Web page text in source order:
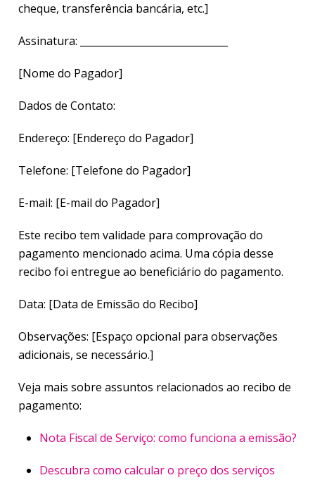
cheque, transferência bancária, etc.]
Assinatura: ______________________________
[Nome do Pagador]
Dados de Contato:
Endereço: [Endereço do Pagador]
Telefone: [Telefone do Pagador]
E-mail: [E-mail do Pagador]
Este recibo tem validade para comprovação do
pagamento mencionado acima. Uma cópia desse
recibo foi entregue ao beneficiário do pagamento.
Data: [Data de Emissão do Recibo]
Observações: [Espaço opcional para observações
adicionais, se necessário.]
Veja mais sobre assuntos relacionados ao recibo de
pagamento:
Nota Fiscal de Serviço: como funciona a emissão?
Descubra como calcular o preço dos serviços